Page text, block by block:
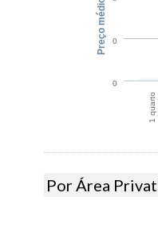
1 quarto
0
0
Preço médio / m²
Por Área